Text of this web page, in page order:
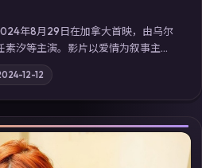
年8月29日在加拿大首映，由乌尔
素汐等主演。影片以爱情为叙事主
发现自己从未活过“真实”的一天；摄
亦可通过「国产免费观看高清电视
高分佳作，畅享高清在线追剧体验。
12-12